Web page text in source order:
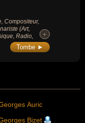
Compositeur,
(Art,
Radio,
+
+
Tombe ►
Auric
Bizet